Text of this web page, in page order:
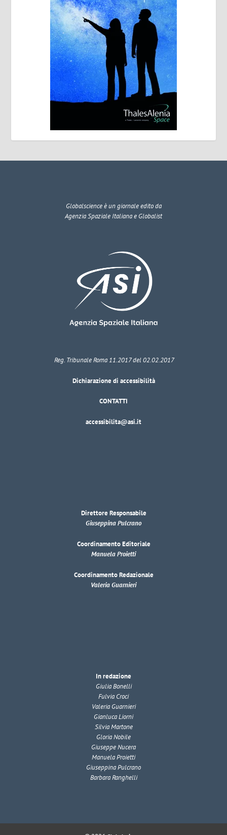
Globalscienceè un giornale edito da
Agenzia Spaziale Italiana e Globalist
Reg. Tribunale Roma 11.2017 del 02.02.2017
Dichiarazione di accessibilità
CONTATTI
accessibilita@asi.it
Direttore Responsabile
Giuseppina Pulcrano
Coordinamento Editoriale
Manuela Proietti
Coordinamento Redazionale
Valeria Guarnieri
In redazione
Giulia Bonelli
Fulvia Croci
Valeria Guarnieri
Gianluca Liorni
Silvia Martone
Gloria Nobile
Giuseppe Nucera
Manuela Proietti
Giuseppina Pulcrano
Barbara Ranghelli